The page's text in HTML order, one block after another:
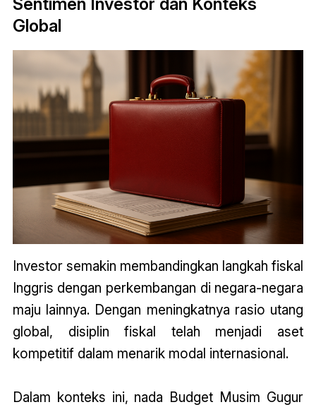
Global
Investor semakin membandingkan langkah fiskal
Inggris dengan perkembangan di negara-negara
maju lainnya. Dengan meningkatnya rasio utang
global, disiplin fiskal telah menjadi aset
kompetitif dalam menarik modal internasional.
Dalam konteks ini, nada Budget Musim Gugur